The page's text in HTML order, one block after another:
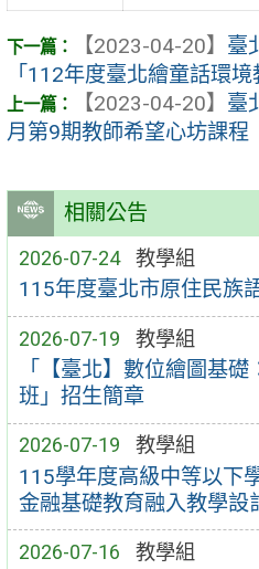
相關公告
2026-07-24 教學組
115年度臺北市原住民族
2026-07-19 教學組
「【臺北】數位繪圖基
班」招生簡章
2026-07-19 教學組
115學年度高級中等以下
金融基礎教育融入教學設
2026-07-16 教學組
【2023-04-20】 臺
「112年度臺北繪童話環
【2023-04-20】 臺
月第9期教師希望心坊課程